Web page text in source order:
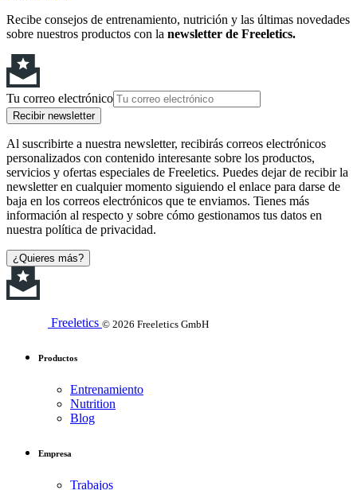
Recibe consejos de entrenamiento, nutrición y las últimas novedades
sobre nuestros productos con la newsletter de Freeletics.
Tu correo electrónico
Recibir newsletter
Al suscribirte a nuestra newsletter, recibirás correos electrónicos
personalizados con contenido interesante sobre los productos,
servicios y ofertas especiales de Freeletics. Puedes dejar de recibir la
newsletter en cualquier momento siguiendo el enlace para darse de
baja en los correos electrónicos que te enviamos. Tienes más
información al respecto y sobre cómo gestionamos tus datos en
nuestra política de privacidad.
¿Quieres más?
Freeletics © 2026 Freeletics GmbH
Productos
Entrenamiento
Nutrition
Blog
Empresa
Trabajos